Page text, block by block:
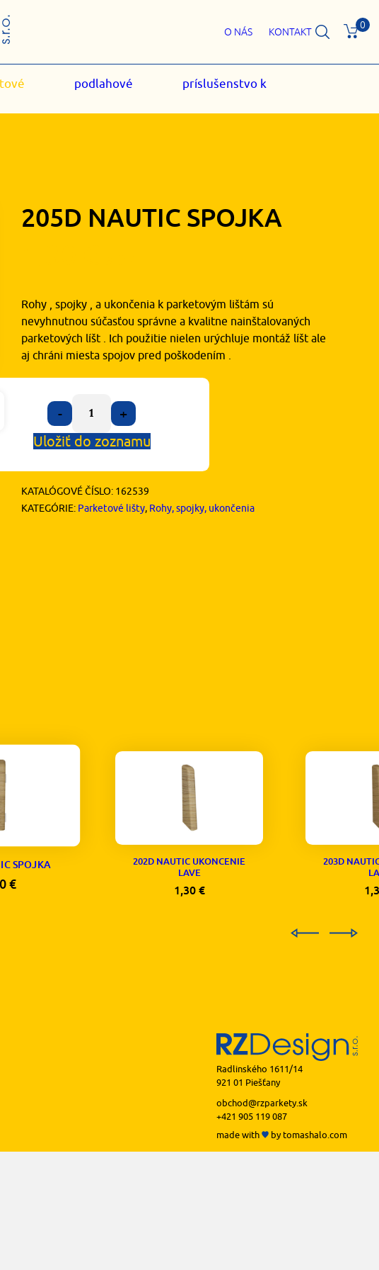
O NÁS KONTAKT
0
podlahové príslušenstvo k
205D NAUTIC SPOJKA
Rohy , spojky , a ukončenia k parketovým lištám sú
nevyhnutnou súčasťou správne a kvalitne nainštalovaných
parketových líšt . Ich použitie nielen urýchluje montáž líšt ale
aj chráni miesta spojov pred poškodením .
-
+
Uložiť do zoznamu
KATALÓGOVÉ ČÍSLO: 162539
KATEGÓRIE: Parketové lišty, Rohy, spojky, ukončenia
SPOJKA
€
202D NAUTIC UKONCENIE
LAVE
1,30 €
203D
Radlinského 1611/14
921 01 Piešťany
obchod@rzparkety.sk
+421 905 119 087
made with
bytomashalo.com